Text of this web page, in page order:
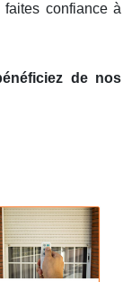
faites confiance à
de nos